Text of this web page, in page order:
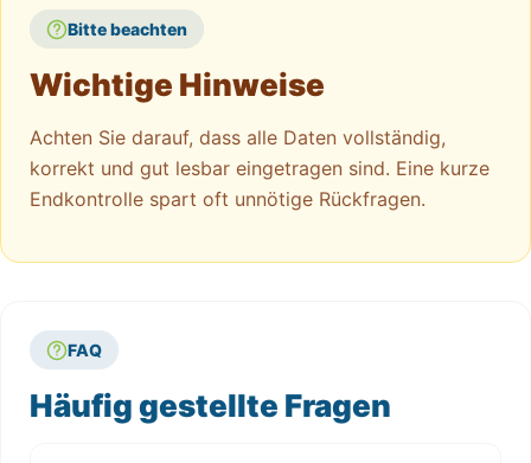
Bitte beachten
Wichtige Hinweise
Achten Sie darauf, dass alle Daten vollständig,
korrekt und gut lesbar eingetragen sind. Eine kurze
Endkontrolle spart oft unnötige Rückfragen.
FAQ
Häufig gestellte Fragen